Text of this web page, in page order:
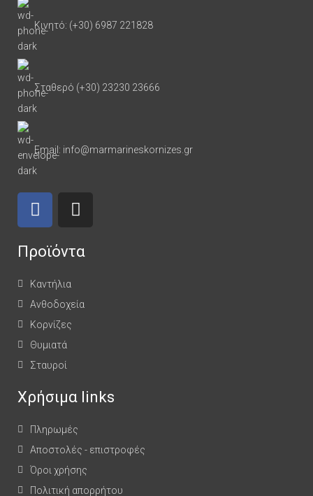
Κινητό: (+30) 6987 221828
Σταθερό (+30) 23230 23666
Email: info@marmarineskornizes.gr
Προϊόντα
Καντήλια
Ανθοδοχεία
Κορνίζες
Θυμιατά
Σταυροί
Χρήσιμα links
Πληρωμές
Αποστολές - επιστροφές
Όροι χρήσης
Πολιτική απορρήτου